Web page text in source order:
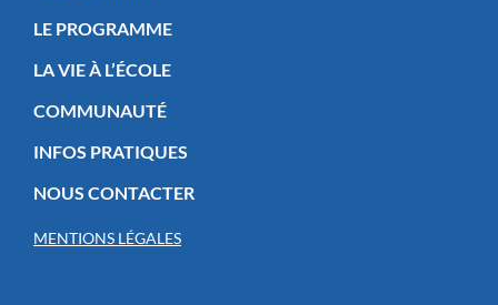
LE PROGRAMME
LA VIE À L’ÉCOLE
COMMUNAUTÉ
INFOS PRATIQUES
NOUS CONTACTER
MENTIONS LÉGALES